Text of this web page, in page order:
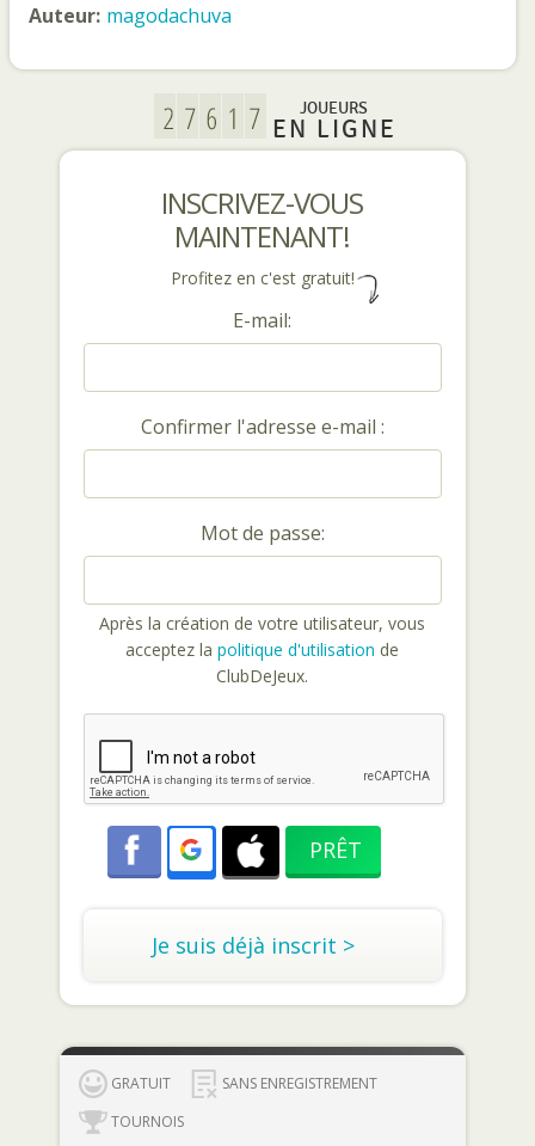
Auteur: magodachuva
JOUEURS
EN LIGNE
INSCRIVEZ-VOUS
MAINTENANT!
Profitez en c'est gratuit!
E-mail:
Confirmer l'adresse e-mail :
Mot de passe:
Après la création de votre utilisateur, vous
acceptez la politique d'utilisation de
ClubDeJeux.
Je suis déjà inscrit >
GRATUIT
SANS ENREGISTREMENT
TOURNOIS